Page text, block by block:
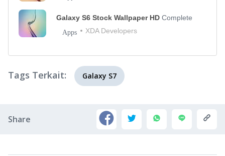
Galaxy S6 Stock Wallpaper HD Complete
Apps XDA Developers
Tags Terkait: Galaxy S7
Share